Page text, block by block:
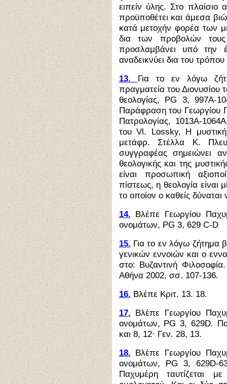
ειπείν ύλης. Στο πλαίσιο
προϋποθέτει και άμεσα
κατά μετοχήν φορέα των
δια των προβολών τους
προσλαμβάνει υπό την
αναδεικνύει δια του τρόπου
13.
Για το εν λόγω
πραγματεία του Διονυσίου
θεολογίας, PG 3, 997Α-
Παράφραση του Γεωργίου
Πατρολογίας, 1013Α-
τουVl . Lossky, Η μυστική
μετάφρ. Στέλλα Κ.
συγγραφέας σημειώνει
θεολογικής και της
είναι προσωπική
πίστεως, η θεολογία είναι
το οποίον ο καθείς
14.
Βλέπε Γεωργίου
ονομάτων, PG 3, 629 C-D
15. Για το εν λόγω
γενικών εννοιών και ο
στο: Βυζαντινή
Αθήνα 2002, σσ. 107-136.
16. Βλέπε Κριτ. 13. 18.
17.
Βλέπε Γεωργίου
ονομάτων, PG 3, 629D.
και 8, 12· Γεν. 28, 13.
18.
Βλέπε Γεωργίου
ονομάτων, PG 3, 629D-
Παχυμέρη ταυτίζεται